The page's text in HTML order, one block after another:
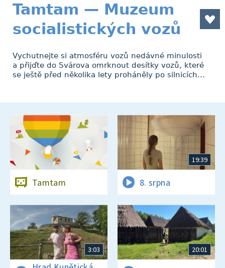
Tamtam — Muzeum
socialistických vozů
Vychutnejte si atmosféru vozů nedávné minulosti
a přijďte do Svárova omrknout desítky vozů, které
se ještě před několika lety proháněly po silnicích…
Tamtam
19:39
8. srpna
3:03 20:01